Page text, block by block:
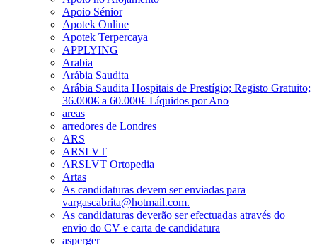
Apoio Sénior
Apotek Online
Apotek Terpercaya
APPLYING
Arabia
Arábia Saudita
Arábia Saudita Hospitais de Prestígio; Registo Gratuito;
36.000€ a 60.000€ Líquidos por Ano
areas
arredores de Londres
ARS
ARSLVT
ARSLVT Ortopedia
Artas
As candidaturas devem ser enviadas para
vargascabrita@hotmail.com.
As candidaturas deverão ser efectuadas através do
envio do CV e carta de candidatura
asperger